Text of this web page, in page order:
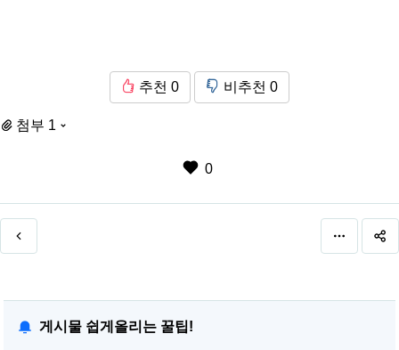
추천 0 비추천 0
첨부 1
0
게시물 쉽게올리는 꿀팁!